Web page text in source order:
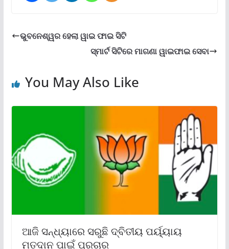
ଭୁବନେଶ୍ୱର ହେଲା ୱାଇ ଫାଇ ସିଟି
ସ୍ମାର୍ଟ ସିଟିରେ ମାଗଣା ୱାଇଫାଇ ସେବା
You May Also Like
ଆଜି ସନ୍ଧ୍ୟାରେ ସରୁଛି ଦ୍ବିତୀୟ ପର୍ୟ୍ୟାୟ
ମତଦାନ ପାଇଁ ପ୍ରଚାର